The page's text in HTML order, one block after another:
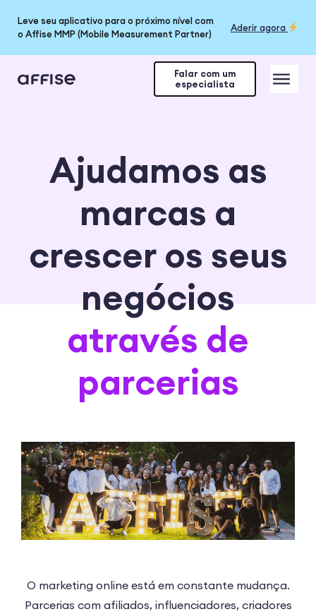
Leve seu aplicativo para o próximo nível com
o Affise MMP (Mobile Measurement Partner)
Aderir agora
Falar com um
especialista
Ajudamos as
marcas a
crescer os seus
negócios
através de
parcerias
O marketing online está em constante mudança.
Parcerias com afiliados, influenciadores, criadores